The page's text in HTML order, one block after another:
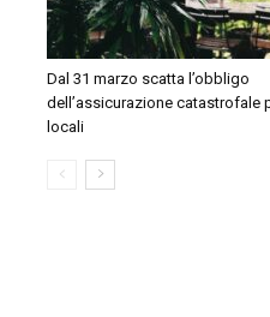
Dal 31 marzo scatta l’obbligo
dell’assicurazione catastrofale
locali